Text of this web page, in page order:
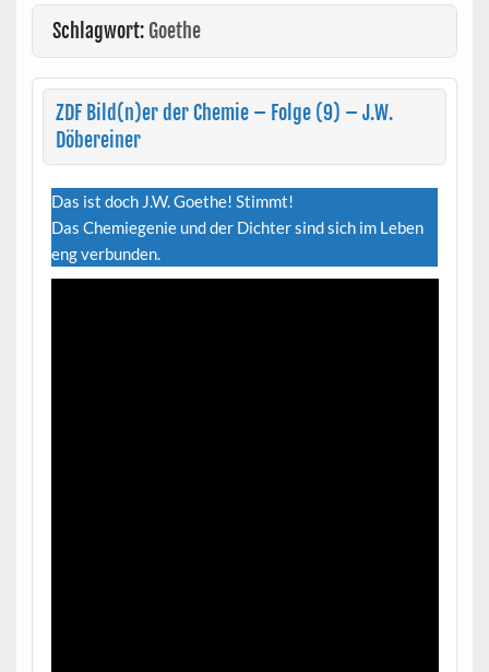
Schlagwort: Goethe
ZDF Bild(n)er der Chemie – Folge (9) – J.W.
Döbereiner
Das ist doch J.W. Goethe! Stimmt!
Das Chemiegenie und der Dichter sind sich im Leben
eng verbunden.